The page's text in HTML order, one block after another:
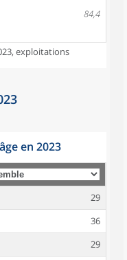
84,4
exploitations
en 2023
29
36
29